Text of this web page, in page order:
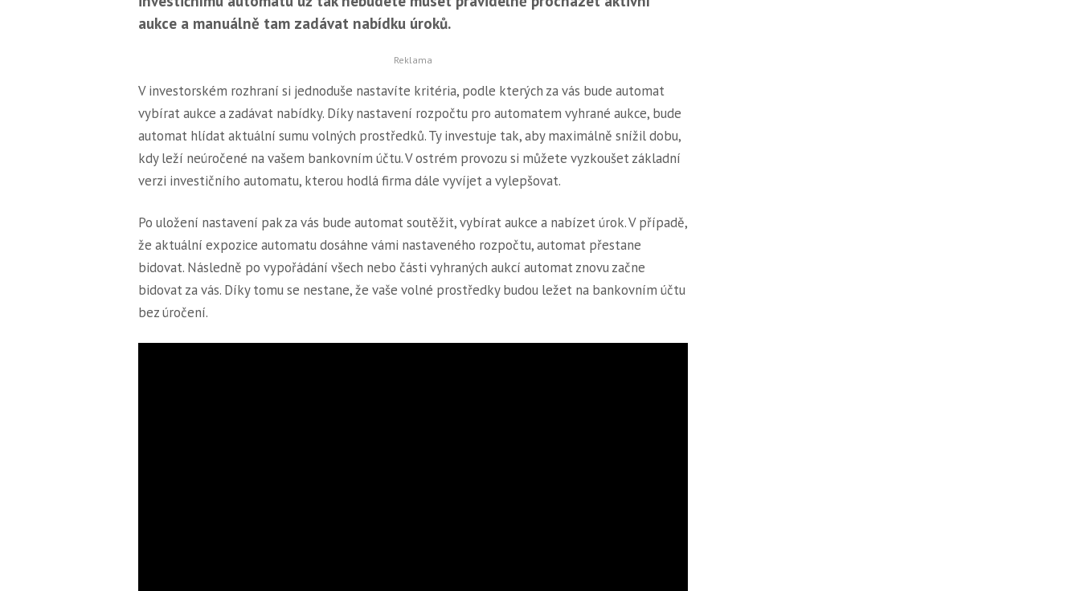
aukce a manuálně tam zadávat nabídku úroků.
V investorském rozhraní si jednoduše nastavíte kritéria, podle kterých za vás bude automat
vybírat aukce a zadávat nabídky. Díky nastavení rozpočtu pro automatem vyhrané aukce, bude
automat hlídat aktuální sumu volných prostředků. Ty investuje tak, aby maximálně snížil dobu,
kdy leží neúročené na vašem bankovním účtu. V ostrém provozu si můžete vyzkoušet základní
verzi investičního automatu, kterou hodlá firma dále vyvíjet a vylepšovat.
Po uložení nastavení pak za vás bude automat soutěžit, vybírat aukce a nabízet úrok. V případě,
že aktuální expozice automatu dosáhne vámi nastaveného rozpočtu, automat přestane
bidovat. Následně po vypořádání všech nebo části vyhraných aukcí automat znovu začne
bidovat za vás. Díky tomu se nestane, že vaše volné prostředky budou ležet na bankovním účtu
bez úročení.